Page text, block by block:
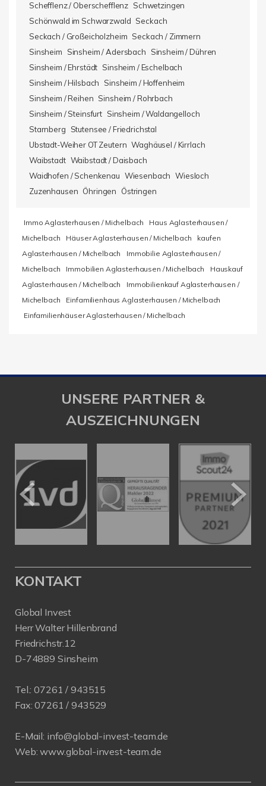
Schefflenz / Oberschefflenz Schwetzingen
Schönwald im Schwarzwald Seckach
Seckach / Großeicholzheim Seckach / Zimmern
Sinsheim
Sinsheim / Adersbach
Sinsheim / Dühren
Sinsheim / Ehrstädt Sinsheim / Eschelbach
Sinsheim / Hilsbach
Sinsheim / Hoffenheim
Sinsheim / Reihen Sinsheim / Rohrbach
Sinsheim / Steinsfurt Sinsheim / Waldangelloch
Starnberg
Stutensee / Friedrichstal
Ubstadt-Weiher OT Zeutern Waghäusel / Kirrlach
Waibstadt Waibstadt / Daisbach
Waidhofen / Schenkenau Wiesenbach Wiesloch
Zuzenhausen Öhringen Östringen
Immo Aglasterhausen / Michelbach
Haus Aglasterhausen /
Michelbach
Häuser Aglasterhausen / Michelbach
kaufen
Aglasterhausen / Michelbach
Immobilie Aglasterhausen /
Michelbach
Immobilien Aglasterhausen / Michelbach
Hauskauf
Aglasterhausen / Michelbach
Immobilienkauf Aglasterhausen /
Michelbach
Einfamilienhaus Aglasterhausen / Michelbach
Einfamilienhäuser Aglasterhausen / Michelbach
UNSERE PARTNER &
AUSZEICHNUNGEN
KONTAKT
Global Invest
Herr Walter Hillenbrand
Friedrichstr.12
D-74889 Sinsheim
Tel.:07261 / 943515
Fax: 07261 / 943529
E-Mail: info@global-invest-team.de
Web:www.global-invest-team.de